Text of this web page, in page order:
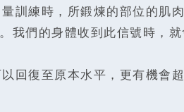
訓練時，所鍛煉的部位的肌
們的身體收到此信號時，就
回復至原本水平，更有機會